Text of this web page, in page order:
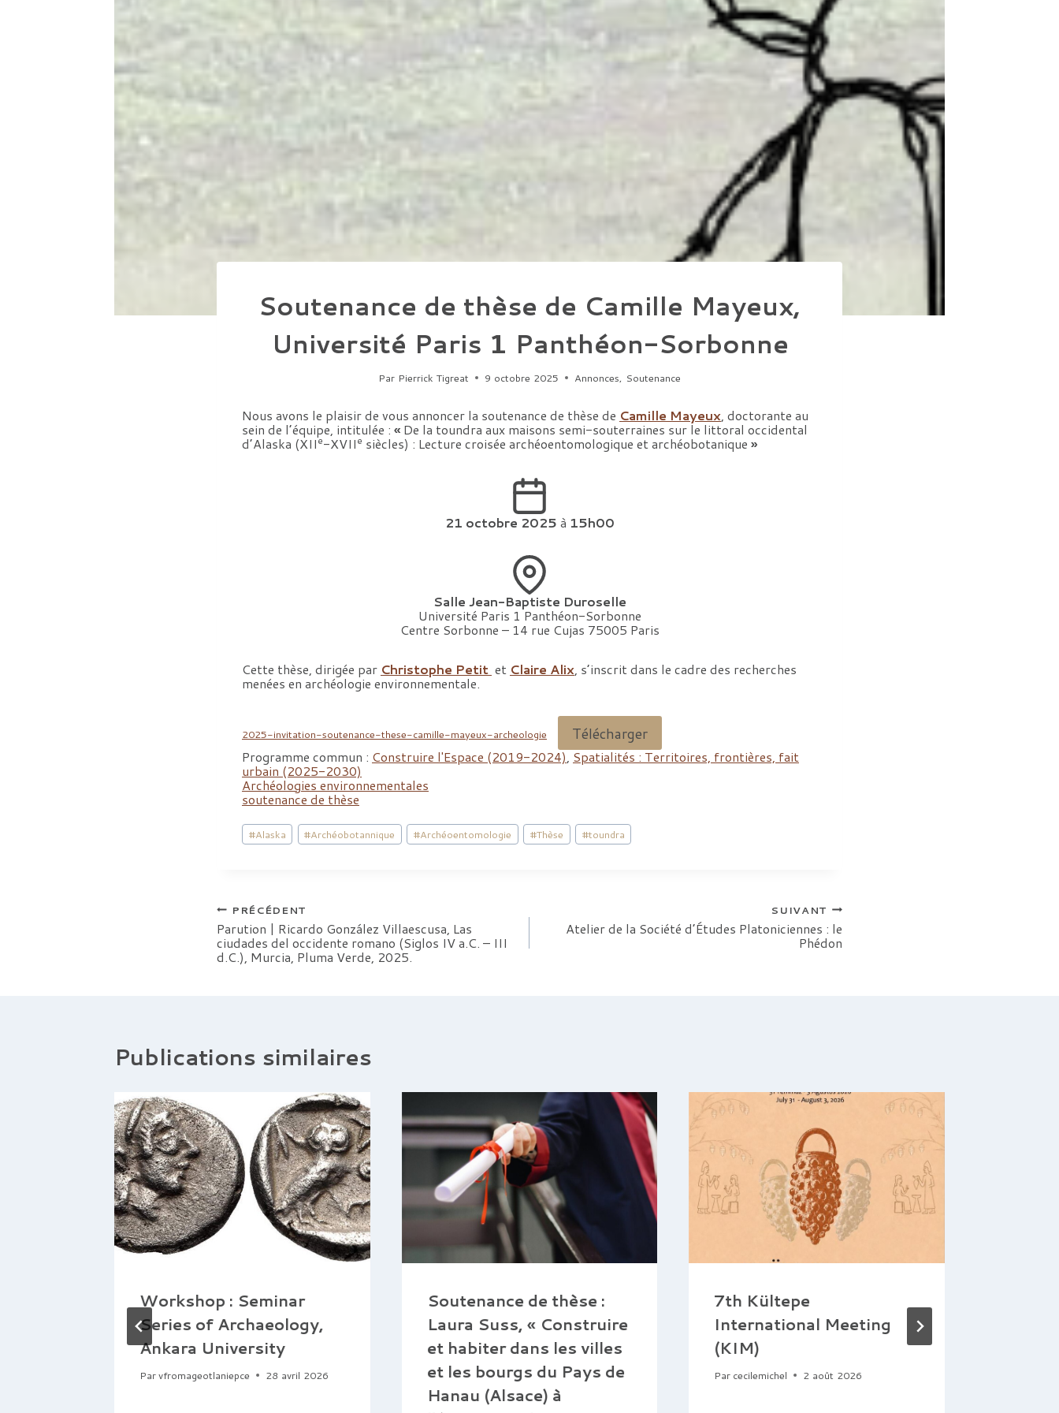
Soutenance de thèse de Camille Mayeux,
Université Paris 1 Panthéon-Sorbonne
Par Pierrick Tigreat 9 octobre 2025 Annonces, Soutenance
Nous avons le plaisir de vous annoncer la soutenance de thèse de Camille Mayeux, doctorante au
sein de l’équipe, intitulée : « De la toundra aux maisons semi-souterraines sur le littoral occidental
d’Alaska (XIIe-XVIIe siècles) : Lecture croisée archéoentomologique et archéobotanique »
21 octobre 2025 à 15h00
Salle Jean-Baptiste Duroselle
Université Paris 1 Panthéon-Sorbonne
Centre Sorbonne – 14 rue Cujas 75005 Paris
Cette thèse, dirigée par Christophe Petit et Claire Alix, s’inscrit dans le cadre des recherches
menées en archéologie environnementale.
2025-invitation-soutenance-these-camille-mayeux-archeologie Télécharger
Programme commun : Construire l'Espace (2019-2024), Spatialités : Territoires, frontières, fait
urbain (2025-2030)
Archéologies environnementales
soutenance de thèse
Étiquettes
de
#Alaska #Archéobotannique #Archéoentomologie #Thèse #toundra
Navigation
de
PRÉCÉDENT
Parution | Ricardo González Villaescusa, Las
ciudades del occidente romano (Siglos IV a.C. – III
d.C.), Murcia, Pluma Verde, 2025.
SUIVANT
Atelier de la Société d’Études Platoniciennes : le
Phédon
Publications similaires
Workshop : Seminar
Series of Archaeology,
Ankara University
Parvfromageotlaniepce 28 avril 2026
Soutenance de thèse :
Laura Suss, « Construire
et habiter dans les villes
et les bourgs du Pays de
Hanau (Alsace) à
7th Kültepe
International Meeting
(KIM)
Par cecilemichel 2 août 2026